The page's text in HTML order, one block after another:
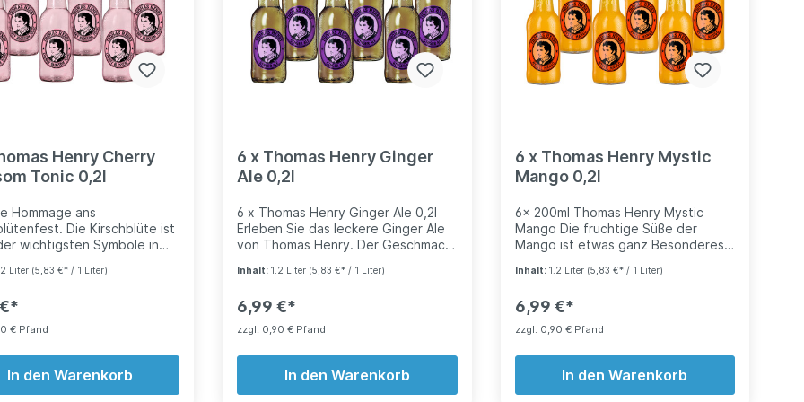
Sixpack aus 0,098-Liter-
Glasflaschen erhältlich *alkoholfrei*
Henry Cherry
Tonic 0,2l
Hommage ans
Die Kirschblüte ist
wichtigsten Symbole in
Leben erweckte
In dieser Tradition
Thomas Henry Cherry
im Glas, das
altes Brauchtum aus
mit der Experimentierfreude
Liter (5,83 €* / 1 Liter)
€ Pfand
In den Warenkorb
6 x Thomas Henry Ginger
Ale 0,2l
6 x Thomas Henry Ginger Ale 0,2l
Erleben Sie das leckere Ginger Ale
von Thomas Henry. Der Geschmack
Flasche. Zutaten: Wasser, Zucker,
Ingweraroma mit anderen
natürlichen Aromen,
Farbstoff E150d. Vegan und
glutenfrei. Nährwertangaben:
Brennwert: 158kJ (37kcal) | Fett: 0g
Inhalt: 1.2 Liter (5,83 €* / 1 Liter)
6,99 €*
zzgl. 0,90 € Pfand
In den Warenkorb
6 x Thomas Henry Mystic
Mango 0,2l
6x 200ml Thomas Henry Mystic
Mango Die fruchtige Süße der
Mango ist etwas ganz Besonderes.
aussieht, schmeckt auch gut. Die
exotischen Früchten: Sie ist ein
Hingucker par excellence und
Asien wird sie ganz besonders
geschätzt und gilt als Speise der
Götter. In „Thomas Henry Mystic
Inhalt: 1.2 Liter (5,83 €* / 1 Liter)
6,99 €*
zzgl. 0,90 € Pfand
In den Warenkorb